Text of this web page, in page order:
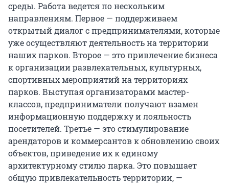
среды. Работа ведется по нескольким
направлениям. Первое — поддерживаем
открытый диалог с предпринимателями, которые
уже осуществляют деятельность на территории
наших парков. Второе — это привлечение бизнеса
к организации развлекательных, культурных,
спортивных мероприятий на территориях
парков. Выступая организаторами мастер-
классов, предприниматели получают взамен
информационную поддержку и лояльность
посетителей. Третье — это стимулирование
арендаторов и коммерсантов к обновлению своих
объектов, приведение их к единому
архитектурному стилю парка. Это повышает
общую привлекательность территории, —